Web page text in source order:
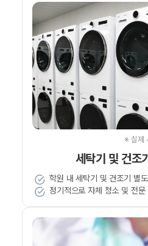
※ 실제
세탁기 및 건조
학원 내 세탁기 및 건조기 별
정기적으로 자체 청소 및 전